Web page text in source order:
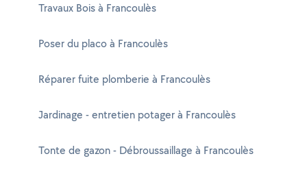
Travaux Bois à Francoulès
Poser du placo à Francoulès
Réparer fuite plomberie à Francoulès
Jardinage - entretien potager à Francoulès
Tonte de gazon - Débroussaillage à Francoulès